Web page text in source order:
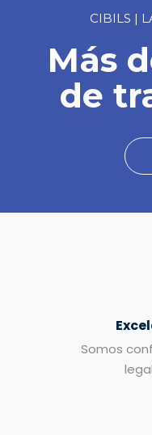
CIBILS |
Más
de
Somos